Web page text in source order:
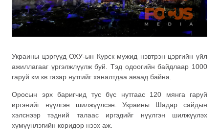
Украины цэргүүд ОХУ-ын Курск мужид нэвтрэн цэргийн үйл
ажиллагааг үргэлжлүүлж буй. Тэд одоогийн байдлаар 1000
гаруй км.кв газар нутгийг хяналтдаа аваад байна.
Оросын эрх баригчид тус бүс нутгаас 120 мянга гаруй
иргэнийг нүүлгэн шилжүүлсэн. Украины Шадар сайдын
хэлснээр тэдний талаас иргэдийг нүүлгэн шилжүүлэх
хүмүүнлэгийн коридор нээх аж.